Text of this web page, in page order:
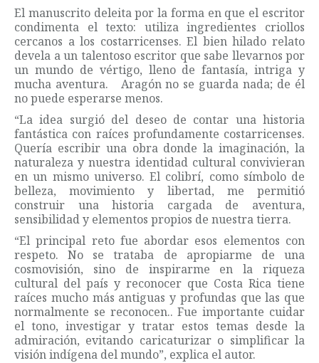
El manuscrito deleita por la forma en que el escritor
condimenta el texto: utiliza ingredientes criollos
cercanos a los costarricenses. El bien hilado relato
devela a un talentoso escritor que sabe llevarnos por
un mundo de vértigo, lleno de fantasía, intriga y
mucha aventura. Aragón no se guarda nada; de él
no puede esperarse menos.
“La idea surgió del deseo de contar una historia
fantástica con raíces profundamente costarricenses.
Quería escribir una obra donde la imaginación, la
naturaleza y nuestra identidad cultural convivieran
en un mismo universo. El colibrí, como símbolo de
belleza, movimiento y libertad, me permitió
construir una historia cargada de aventura,
sensibilidad y elementos propios de nuestra tierra.
“El principal reto fue abordar esos elementos con
respeto. No se trataba de apropiarme de una
cosmovisión, sino de inspirarme en la riqueza
cultural del país y reconocer que Costa Rica tiene
raíces mucho más antiguas y profundas que las que
normalmente se reconocen.. Fue importante cuidar
el tono, investigar y tratar estos temas desde la
admiración, evitando caricaturizar o simplificar la
visión indígena del mundo”, explica el autor.